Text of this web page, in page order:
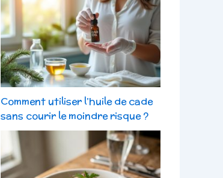
Comment utiliser l’huile de cade
sans courir le moindre risque ?